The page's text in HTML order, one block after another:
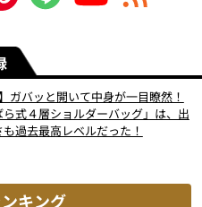
ガバッと開いて中身が一目瞭然！
式４層ショルダーバッグ」は、出
過去最高レベルだった！
キング